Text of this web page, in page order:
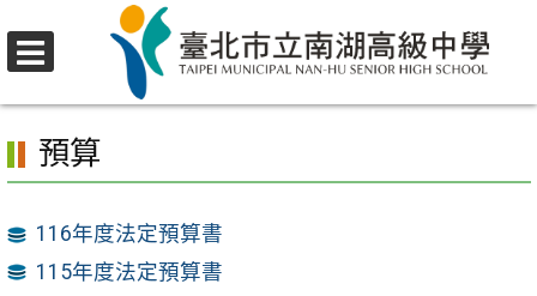
至
容
行政單位
預算
116年度法定預算書
115年度法定預算書
選
單